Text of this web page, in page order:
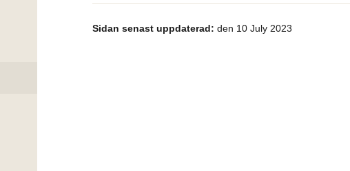
Sidan senast uppdaterad: den 10 July 2023